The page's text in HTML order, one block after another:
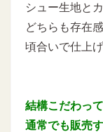
シュー生地と
どちらも存在
頃合いで仕上
結構こだわっ
通常でも販売